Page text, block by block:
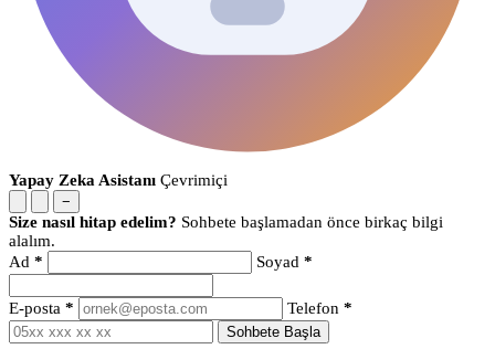
Yapay Zeka Asistanı Çevrimiçi
−
Size nasıl hitap edelim? Sohbete başlamadan önce birkaç bilgi
alalım.
Ad * Soyad *
E-posta * Telefon *
Sohbete Başla